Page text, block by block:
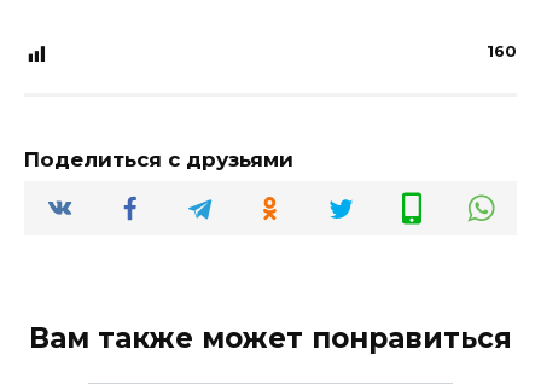
160
Поделиться с друзьями
Вам также может понравиться